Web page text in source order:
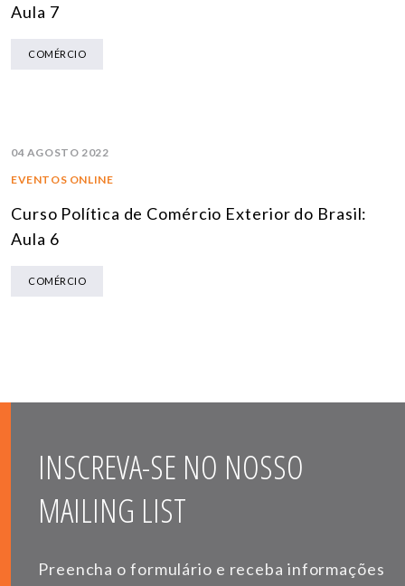
Aula 7
COMÉRCIO
04 AGOSTO 2022
EVENTOS ONLINE
Curso Política de Comércio Exterior do Brasil:
Aula 6
COMÉRCIO
INSCREVA-SE NO NOSSO
MAILING LIST
Preencha o formulário e receba informações